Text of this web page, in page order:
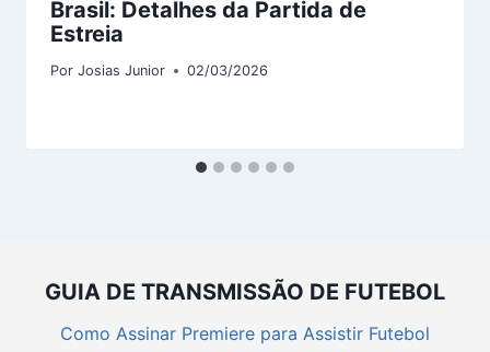
Brasil: Detalhes da Partida de
Estreia
Por Josias Junior 02/03/2026
GUIA DE TRANSMISSÃO DE FUTEBOL
Como Assinar Premiere para Assistir Futebol